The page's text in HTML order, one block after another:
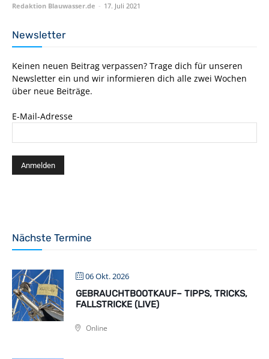
Redaktion Blauwasser.de - 17. Juli 2021
Newsletter
Keinen neuen Beitrag verpassen? Trage dich für unseren
Newsletter ein und wir informieren dich alle zwei Wochen
über neue Beiträge.
E-Mail-Adresse
Nächste Termine
06 Okt. 2026
GEBRAUCHTBOOTKAUF– TIPPS, TRICKS,
FALLSTRICKE (LIVE)
Online